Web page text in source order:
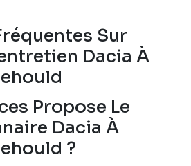
Sur
Dacia À
Propose Le
Dacia À
?